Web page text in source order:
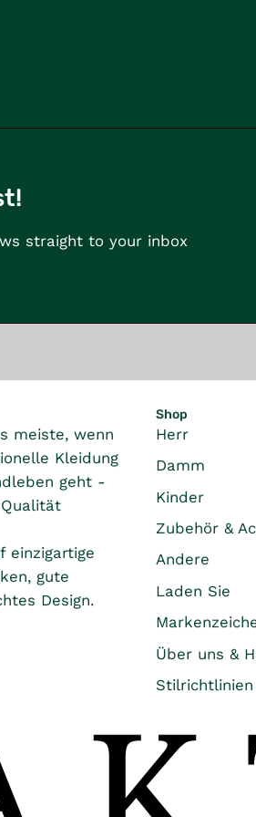
straight to your inbox
meiste, wenn
Kleidung
geht -
einzigartige
gute
Design.
Shop
Herr
Damm
Kinder
Zubehör &
Andere
Laden Sie
Über uns &
Stilrichtlinien